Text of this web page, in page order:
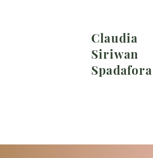
Claudia
Siriwan
Spadafora